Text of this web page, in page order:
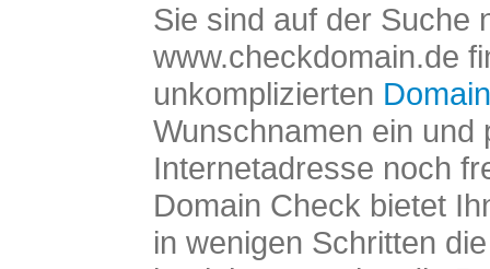
Sie sind auf der Suche
www.checkdomain.de
unkomplizierten
Wunschnamen ein und
Internetadresse noch
Domain Check bietet
in wenigen Schritten